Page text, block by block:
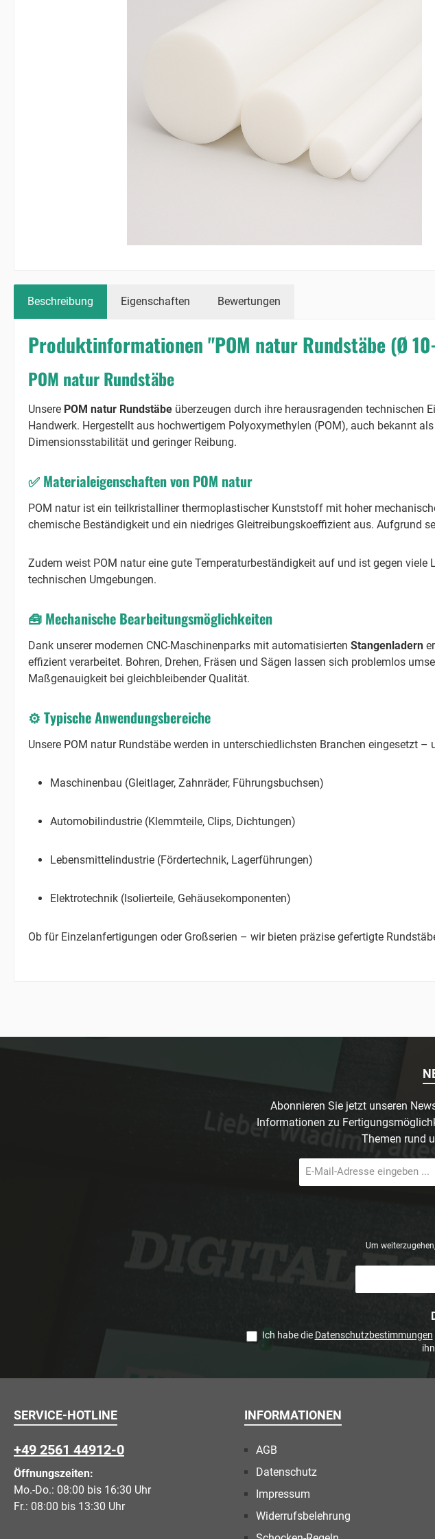
Beschreibung Eigenschaften Bewertungen
Produktinformationen "POM natur Rundstäbe (Ø
POM natur Rundstäbe
Unsere POM natur Rundstäbe überzeugen durch ihre herausragenden technischen
Handwerk. Hergestellt aus hochwertigem Polyoxymethylen (POM), auch bekannt
Dimensionsstabilität und geringer Reibung.
✅ Materialeigenschaften von POM natur
POM natur ist ein teilkristalliner thermoplastischer Kunststoff mit hoher
chemische Beständigkeit und ein niedriges Gleitreibungskoeffizient aus. Aufgrund
Zudem weist POM natur eine gute Temperaturbeständigkeit auf und ist gegen
technischen Umgebungen.
🧰 Mechanische Bearbeitungsmöglichkeiten
Dank unserer modernen CNC-Maschinenparks mit automatisierten Stangenladern
effizient verarbeitet. Bohren, Drehen, Fräsen und Sägen lassen sich problemlos
Maßgenauigkeit bei gleichbleibender Qualität.
⚙️ Typische Anwendungsbereiche
Unsere POM natur Rundstäbe werden in unterschiedlichsten Branchen eingesetzt –
Maschinenbau (Gleitlager, Zahnräder, Führungsbuchsen)
Automobilindustrie (Klemmteile, Clips, Dichtungen)
Lebensmittelindustrie (Fördertechnik, Lagerführungen)
Elektrotechnik (Isolierteile, Gehäusekomponenten)
Ob für Einzelanfertigungen oder Großserien – wir bieten präzise gefertigte
Abonnieren Sie jetzt unseren
Informationen zu
Themen rund
Mail-
Adresse
Um
Ich habe die Datenschutzbestimmungen
SERVICE-HOTLINE
+49 2561 44912-0
Öffnungszeiten:
Mo.-Do.: 08:00 bis 16:30 Uhr
Fr.: 08:00 bis 13:30 Uhr
INFORMATIONEN
AGB
Datenschutz
Impressum
Widerrufsbelehrung